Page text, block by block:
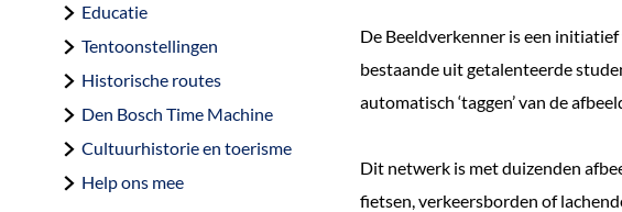
Educatie
Tentoonstellingen
Historische routes
Den Bosch Time Machine
Cultuurhistorie en toerisme
Help ons mee
De Beeldverkenner is een
bestaande uit getalenteerde
automatisch ‘taggen’ van de
Dit netwerk is met duizenden
fietsen, verkeersborden of